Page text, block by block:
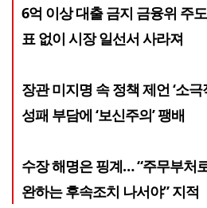
6억 이상 대출 금지 금융위 주
표 없이 시장 일선서 사라져
장관 미지명 속 정책 제언 ‘소
성패 부담에 ‘보신주의’ 팽배
수장 해명은 핑계… “주무부처
완하는 후속조치 나서야” 지적